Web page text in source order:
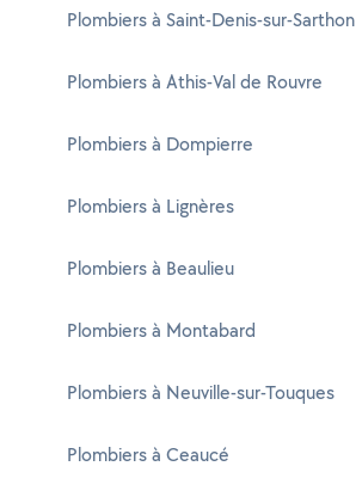
Plombiers à Saint-Denis-sur-Sarthon
Plombiers à Athis-Val de Rouvre
Plombiers à Dompierre
Plombiers à Lignères
Plombiers à Beaulieu
Plombiers à Montabard
Plombiers à Neuville-sur-Touques
Plombiers à Ceaucé